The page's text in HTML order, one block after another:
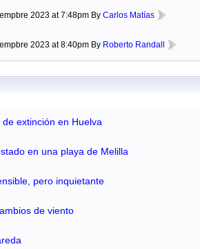
2023 at 7:48pm By Carlos Matías
2023 at 8:40pm By Roberto Randall
extinción en Huelva
en una playa de Melilla
pero inquietante
de viento